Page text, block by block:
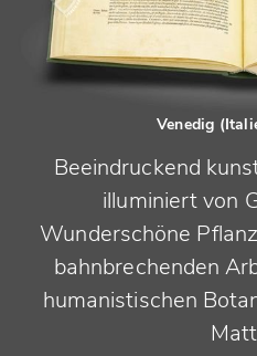
Venedig
Beeindruckend
illuminiert von
Wunderschöne
bahnbrechenden
humanistischen